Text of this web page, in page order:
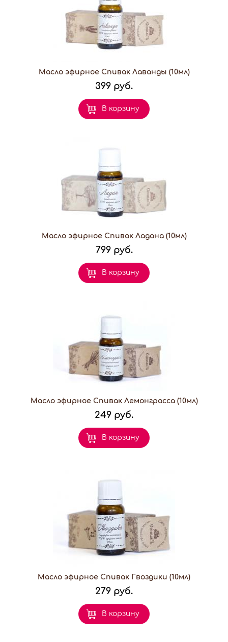
Масло эфирное Спивак Лаванды (10мл)
399 руб.
В корзину
Масло эфирное Спивак Ладана (10мл)
799 руб.
В корзину
Масло эфирное Спивак Лемонграсса (10мл)
249 руб.
В корзину
Масло эфирное Спивак Гвоздики (10мл)
279 руб.
В корзину